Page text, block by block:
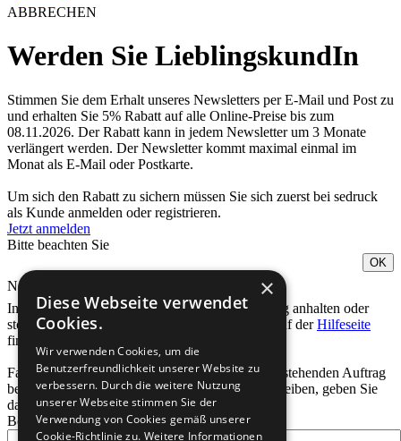
ABBRECHEN
Werden Sie LieblingskundIn
Stimmen Sie dem Erhalt unseres Newsletters per E-Mail und Post zu
und erhalten Sie 5% Rabatt auf alle Online-Preise bis zum
08.11.2026. Der Rabatt kann in jedem Newsletter um 3 Monate
verlängert werden. Der Newsletter kommt maximal einmal im
Monat als E-Mail oder Postkarte.
Um sich den Rabatt zu sichern müssen Sie sich zuerst bei sedruck
als Kunde anmelden oder registrieren.
Jetzt anmelden
Bitte beachten Sie
OK
Notfall-Kontakt
In IhrerBestellübersichtkönnen Sie Ihren Auftrag anhalten oder
stornieren, solange er noch nicht im Druck ist. Auf derHilfeseite
finden Sie Antworten auf wichtige Fragen.
Falls eine andere dringende Anfrage zu einem bestehenden Auftrag
besteht, können Sie auch eine E-Mail an uns schreiben, geben Sie
dafür folgende Daten an:
Bestellnummer:
×
Diese Webseite verwendet
Cookies.
Wir verwenden Cookies, um die
Benutzerfreundlichkeit unserer Website zu
verbessern. Durch die weitere Nutzung
unserer Webseite stimmen Sie der
Verwendung von Cookies gemäß unserer
Cookie-Richtlinie zu. Weitere Informationen